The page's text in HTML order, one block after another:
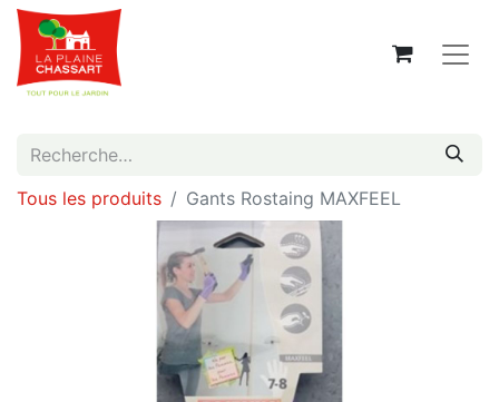
Tous les produits Gants Rostaing MAXFEEL